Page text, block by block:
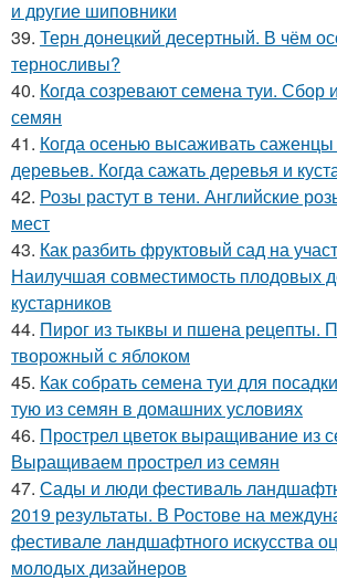
и другие шиповники
39. Терн донецкий десертный. В чём
терносливы?
40. Когда созревают семена туи. Сбор
семян
41. Когда осенью высаживать
деревьев. Когда сажать деревья и
42. Розы растут в тени. Английские
мест
43. Как разбить фруктовый сад на
Наилучшая совместимость плодовых
кустарников
44. Пирог из тыквы и пшена рецепты.
творожный с яблоком
45. Как собрать семена туи для
тую из семян в домашних условиях
46. Прострел цветок выращивание из
Выращиваем прострел из семян
47. Сады и люди фестиваль
2019 результаты. В Ростове на
фестивале ландшафтного искусства
молодых дизайнеров